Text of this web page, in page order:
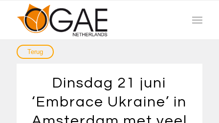
Dinsdag 21 juni
‘Embrace Ukraine’ in